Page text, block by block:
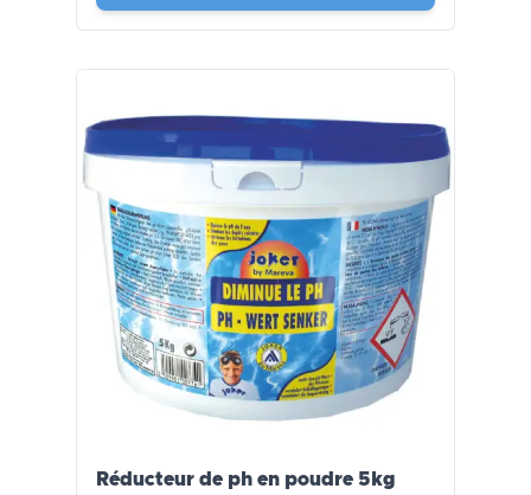
Réducteur de ph en poudre 5kg